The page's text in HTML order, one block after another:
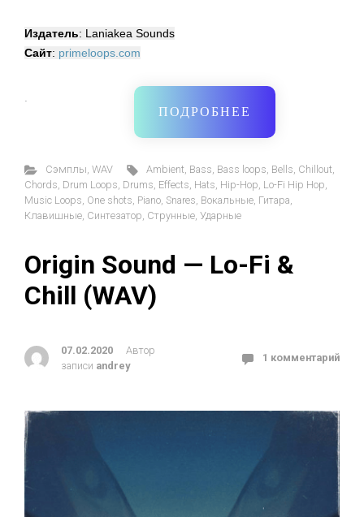
Издатель: Laniakea Sounds
Сайт: primeloops.com
·
ПОДРОБНЕЕ
Cэмплы, WAV Ambient, Bass, Bass loops, Bells, Chillout,
Chords, Drum Loops, Drums, Effects, Hats, Hip-Hop, Lo-Fi Hip Hop,
Music Loops, One shots, Piano, Snares, Вокальные, Гитара,
Клавишные, Синтезатор, Струнные, Ударные
Origin Sound — Lo-Fi &
Chill (WAV)
07.02.2020
Автор
записи andrey
1 комментарий